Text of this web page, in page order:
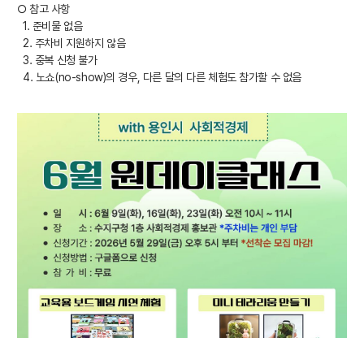
○ 참고 사항
1. 준비물 없음
2. 주차비 지원하지 않음
3. 중복 신청 불가
4. 노쇼(no-show)의 경우, 다른 달의 다른 체험도 참가할 수 없음